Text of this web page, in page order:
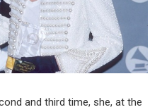
and third time, she, at the